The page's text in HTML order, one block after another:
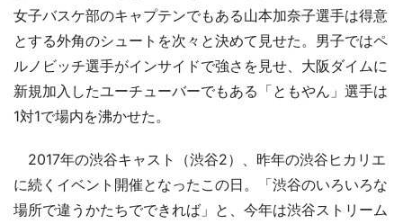
女子バスケ部のキャプテンでもある山本加奈子選手は得意
とする外角のシュートを次々と決めて見せた。男子ではペ
ルノビッチ選手がインサイドで強さを見せ、大阪ダイムに
新規加入したユーチューバーでもある「ともやん」選手は
1対1で場内を沸かせた。
2017年の渋谷キャスト（渋谷2）、昨年の渋谷ヒカリエ
に続くイベント開催となったこの日。「渋谷のいろいろな
場所で違うかたちでできれば」と、今年は渋谷ストリーム